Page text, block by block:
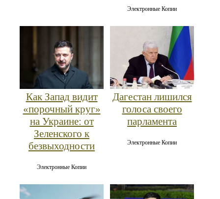
Электронные Копии
Как Запад видит
«порочный круг»
на Украине: от
Зеленского к
безвыходности
Электронные Копии
Дагестан лишился
голоса своего
парламента
Электронные Копии